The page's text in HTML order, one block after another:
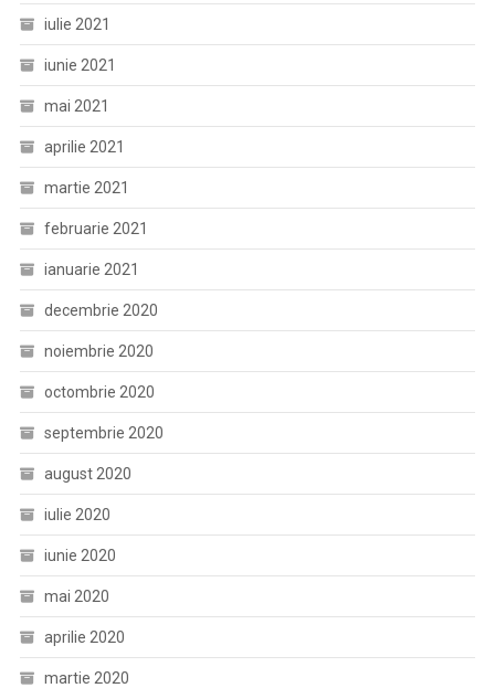
iulie 2021
iunie 2021
mai 2021
aprilie 2021
martie 2021
februarie 2021
ianuarie 2021
decembrie 2020
noiembrie 2020
octombrie 2020
septembrie 2020
august 2020
iulie 2020
iunie 2020
mai 2020
aprilie 2020
martie 2020